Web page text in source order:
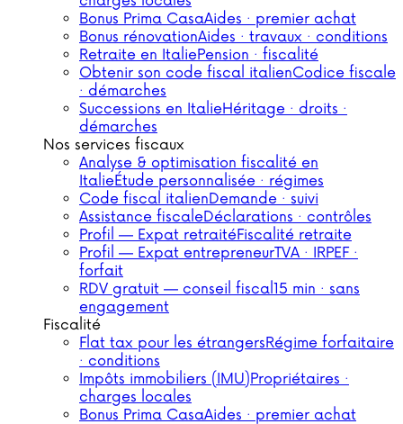
Bonus Prima CasaAides · premier achat
Bonus rénovationAides · travaux · conditions
Retraite en ItaliePension · fiscalité
Obtenir son code fiscal italienCodice fiscale
· démarches
Successions en ItalieHéritage · droits ·
démarches
Nos services fiscaux
Analyse & optimisation fiscalité en
ItalieÉtude personnalisée · régimes
Code fiscal italienDemande · suivi
Assistance fiscaleDéclarations · contrôles
Profil — Expat retraitéFiscalité retraite
Profil — Expat entrepreneurTVA · IRPEF ·
forfait
RDV gratuit — conseil fiscal15 min · sans
engagement
Fiscalité
Flat tax pour les étrangersRégime forfaitaire
· conditions
Impôts immobiliers (IMU)Propriétaires ·
charges locales
Bonus Prima CasaAides · premier achat